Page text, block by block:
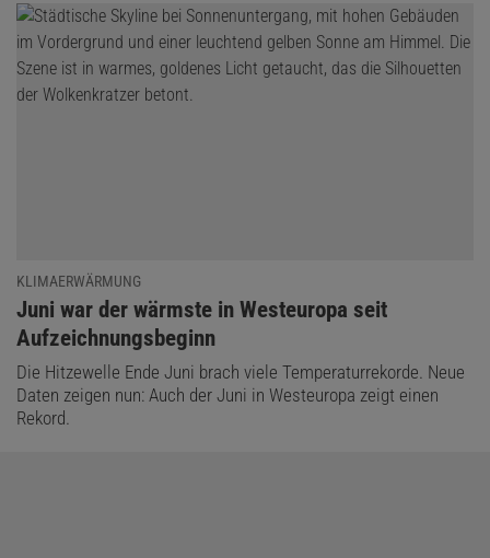
KLIMAERWÄRMUNG
:
Juni war der wärmste in Westeuropa seit
Aufzeichnungsbeginn
Die Hitzewelle Ende Juni brach viele Temperaturrekorde. Neue
Daten zeigen nun: Auch der Juni in Westeuropa zeigt einen
Rekord.